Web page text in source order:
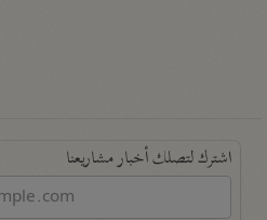
اشترك لتصلك أخبار مشاريعنا